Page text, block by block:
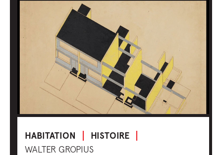
HABITATION HISTOIRE
WALTER GROPIUS